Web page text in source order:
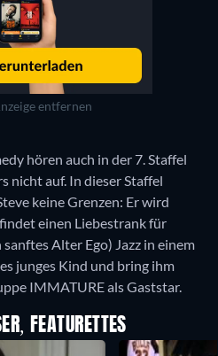
entfernen
hören auch in der 7. Staffel
nicht auf. In dieser Staffel
keine Grenzen: Er wird
einen Liebestrank für
Alter Ego) Jazz in einem
junges Kind und bring ihm
IMMATURE als Gaststar.
FEATURETTES